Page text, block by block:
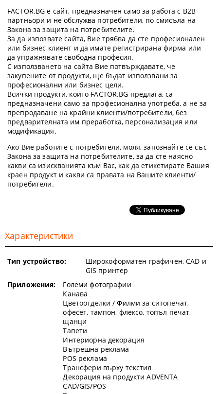
FACTOR.BG е сайт, предназначен само за работа с B2B
партньори и не обслужва потребители, по смисъла на
Закона за защита на потребителите.
За да изпозвате сайта, Вие трябва да сте професионален
или бизнес клиент и да имате регистрирана фирма или
да упражнявате свободна професия.
С използването на сайта Вие потвърждавате, че
закупените от продукти, ще бъдат използвани за
професионални или бизнес цели.
Всички продукти, които FACTOR.BG предлага, са
предназначени само за професионална употреба, а не за
препродаване на крайни клиенти/потребители, без
предварителната им преработка, персонализация или
модификация.
Ако Вие работите с потребители, моля, запознайте се със
Закона за защита на потребителите, за да сте наясно
какви са изискванията към Вас, как да етикетирате Вашия
краен продукт и какви са правата на Вашите клиенти/
потребители.
Характеристики
Тип устройство:
Широкоформатен графичен, CAD и
GIS принтер
Приложения:
Големи фотографии
Канава
Цветоотделки / Филми за ситопечат,
офесет, тампон, флексо, топъл печат,
щанци
Тапети
Интериорна декорация
Вътрешна реклама
POS реклама
Трансфери върху текстил
Декорация на продукти ADVENTA
CAD/GIS/POS